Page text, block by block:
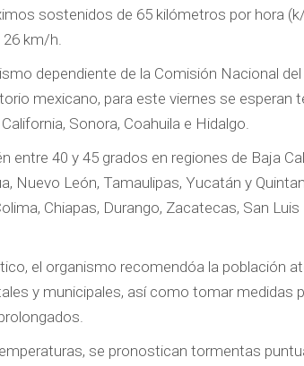
sostenidos de 65 kilómetros por hora
km/h.
dependiente de la Comisión Nacional
mexicano, para este viernes se esperan
Sonora, Coahuila e Hidalgo.
entre 40 y 45 grados en regiones de Baja
Nuevo León, Tamaulipas, Yucatán y
Chiapas, Durango, Zacatecas, San
el organismo recomendóa la población
y municipales, así como tomar medidas
se pronostican tormentas